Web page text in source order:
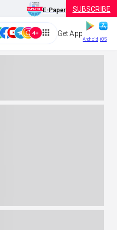
E-Paper SUBSCRIBE
Get App
Android iOS